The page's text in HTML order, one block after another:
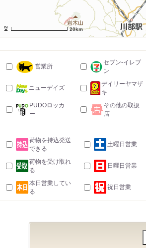
20km
営業所
セブン-イレブ
ン
ニューデイズ
デイリーヤマザ
キ
PUDOロッカ
ー
その他の取扱
店
荷物を持込発送
できる
土曜日営業
荷物を受け取れ
る
日曜日営業
本日営業してい
る
祝日営業